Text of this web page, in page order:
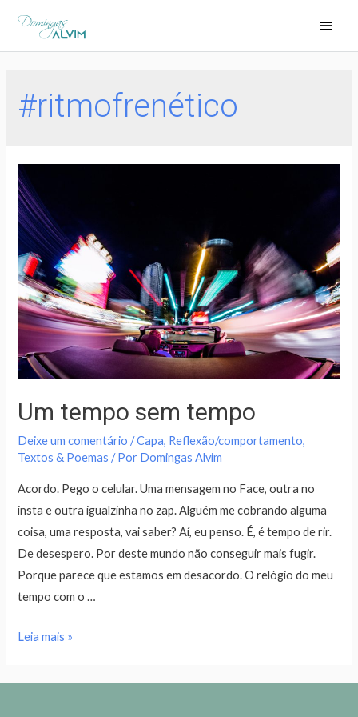
#ritmofrenético
Um tempo sem tempo
Deixe um comentário /Capa, Reflexão/comportamento,
Textos & Poemas / Por Domingas Alvim
Acordo. Pego o celular. Uma mensagem no Face, outra no
insta e outra igualzinha no zap. Alguém me cobrando alguma
coisa, uma resposta, vai saber? Aí, eu penso. É, é tempo de rir.
De desespero. Por deste mundo não conseguir mais fugir.
Porque parece que estamos em desacordo. O relógio do meu
tempo com o …
Leia mais »